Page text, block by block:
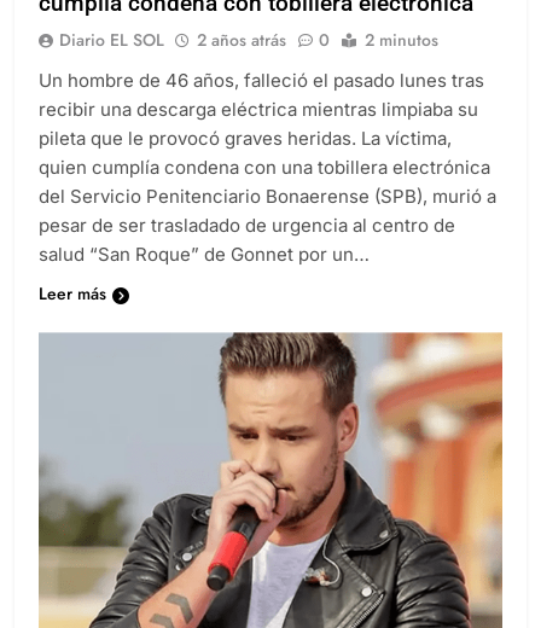
Diario EL SOL 2 años atrás 0 2 minutos
Un hombre de 46 años, falleció el pasado lunes tras
recibir una descarga eléctrica mientras limpiaba su
pileta que le provocó graves heridas. La víctima,
quien cumplía condena con una tobillera electrónica
del Servicio Penitenciario Bonaerense (SPB), murió a
pesar de ser trasladado de urgencia al centro de
salud “San Roque” de Gonnet por un…
Leer más